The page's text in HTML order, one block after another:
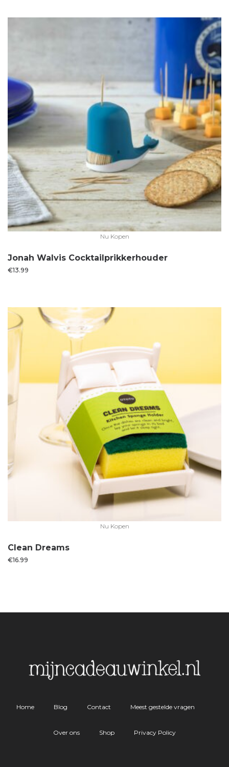
Nu Kopen
Jonah Walvis Cocktailprikkerhouder
€13.99
Nu Kopen
Clean Dreams
€16.99
Home Blog Contact Meest gestelde vragen
Over ons Shop Privacy Policy